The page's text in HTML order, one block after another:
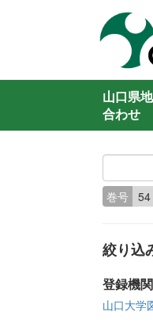
山口県
合わせ
巻号 54
絞り込
登録機関
山口大学